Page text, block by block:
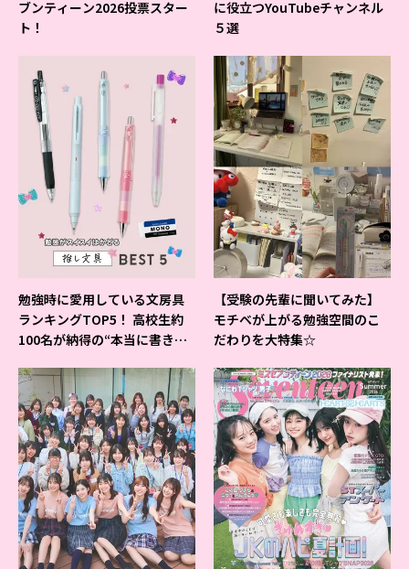
ブンティーン2026投票スター
ト！
に役立つYouTubeチャンネル
５選
勉強時に愛用している文房具
ランキングTOP5！ 高校生約
100名が納得の“本当に書きや
【受験の先輩に聞いてみた】
モチベが上がる勉強空間のこ
だわりを大特集☆